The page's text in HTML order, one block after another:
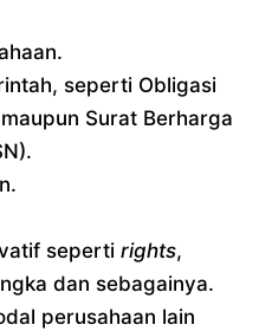
seperti Obligasi
Surat Berharga
seperti rights,
dan sebagainya.
perusahaan lain